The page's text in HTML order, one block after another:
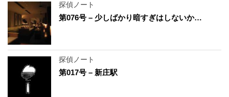
探偵ノート
第076号 – 少しばかり暗すぎはしないか…
探偵ノート
第017号 – 新庄駅